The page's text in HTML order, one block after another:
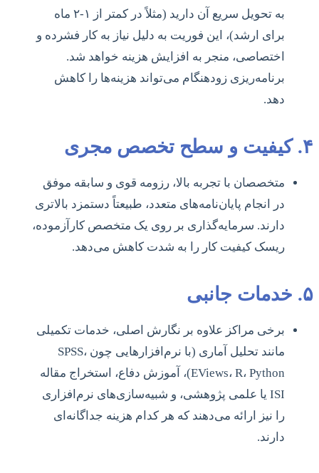
به تحویل سریع آن دارید (مثلاً در کمتر از ۱-۲ ماه
برای ارشد)، این فوریت به دلیل نیاز به کار فشرده و
اختصاصی، منجر به افزایش هزینه خواهد شد.
برنامه‌ریزی زودهنگام می‌تواند هزینه‌ها را کاهش
دهد.
۴. کیفیت و سطح تخصص مجری
متخصصان با تجربه بالا، رزومه قوی و سابقه موفق
در انجام پایان‌نامه‌های متعدد، طبیعتاً دستمزد بالاتری
دارند. سرمایه‌گذاری بر روی یک متخصص کارآزموده،
ریسک کیفیت کار را به شدت کاهش می‌دهد.
۵. خدمات جانبی
برخی مراکز علاوه بر نگارش اصلی، خدمات تکمیلی
مانند تحلیل آماری (با نرم‌افزارهایی چون SPSS،
EViews، R، Python)، آموزش دفاع، استخراج مقاله
ISI یا علمی پژوهشی، و شبیه‌سازی‌های نرم‌افزاری
را نیز ارائه می‌دهند که هر کدام هزینه جداگانه‌ای
دارند.